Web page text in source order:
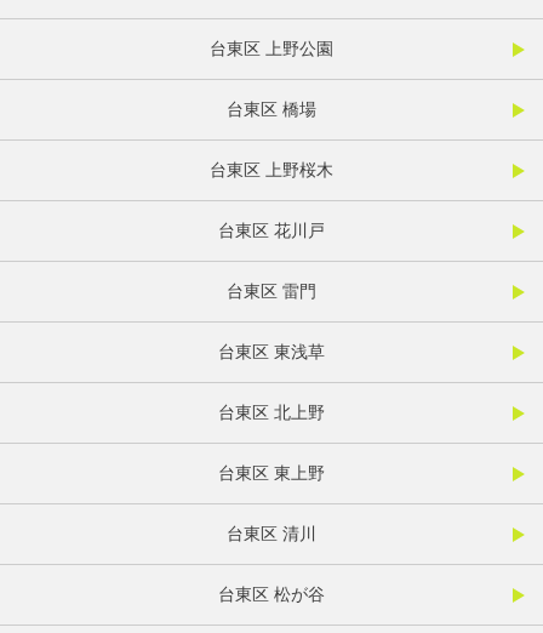
台東区 上野公園
台東区 橋場
台東区 上野桜木
台東区 花川戸
台東区 雷門
台東区 東浅草
台東区 北上野
台東区 東上野
台東区 清川
台東区 松が谷